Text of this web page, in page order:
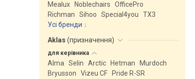
Mealux
Noblechairs
OfficePro
Richman
Sihoo Special4you
ТX3
Усі бренди
Aklas (призначення)
для керівника
Alma Selin Arctic Hetman
Murdoch
Bryusson
Vizeu CF
Pride R-SR